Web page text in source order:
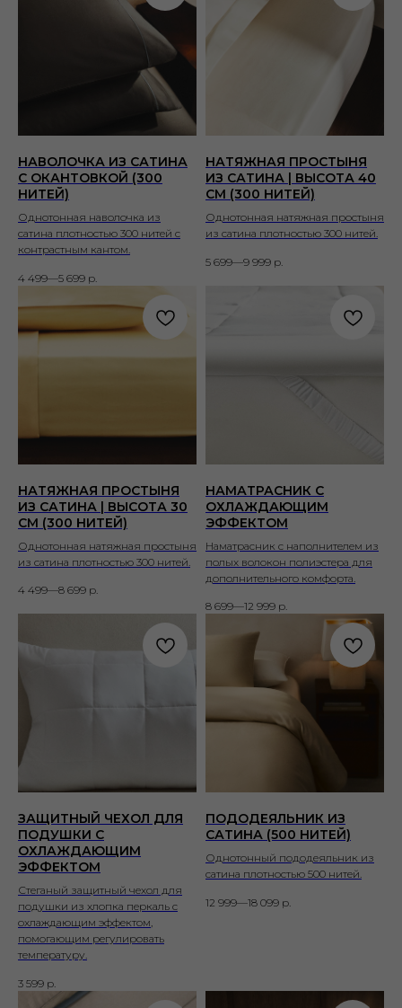
НАВОЛОЧКА ИЗ САТИНА
С ОКАНТОВКОЙ (300
НИТЕЙ)
Однотонная наволочка из
сатина плотностью 300 нитей с
контрастным кантом.
4 499—5 699 р.
НАТЯЖНАЯ ПРОСТЫНЯ
ИЗ САТИНА | ВЫСОТА 40
СМ (300 НИТЕЙ)
Однотонная натяжная простыня
из сатина плотностью 300 нитей.
5 699—9 999 р.
НАТЯЖНАЯ ПРОСТЫНЯ
ИЗ САТИНА | ВЫСОТА 30
СМ (300 НИТЕЙ)
Однотонная натяжная простыня
из сатина плотностью 300 нитей.
4 499—8 699 р.
НАМАТРАСНИК С
ОХЛАЖДАЮЩИМ
ЭФФЕКТОМ
Наматрасник с наполнителем из
полых волокон полиэстера для
дополнительного комфорта.
8 699—12 999 р.
ЗАЩИТНЫЙ ЧЕХОЛ ДЛЯ
ПОДУШКИ С
ОХЛАЖДАЮЩИМ
ЭФФЕКТОМ
Стеганый защитный чехол для
подушки из хлопка перкаль с
охлаждающим эффектом,
помогающим регулировать
температуру.
3 599 р.
ПОДОДЕЯЛЬНИК ИЗ
САТИНА (500 НИТЕЙ)
Однотонный пододеяльник из
сатина плотностью 500 нитей.
12 999—18 099 р.